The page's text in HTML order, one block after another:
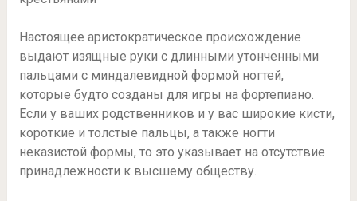
Настоящее аристократическое происхождение
выдают изящные руки с длинными утонченными
пальцами с миндалевидной формой ногтей,
которые будто созданы для игры на фортепиано.
Если у ваших родственников и у вас широкие кисти,
короткие и толстые пальцы, а также ногти
неказистой формы, то это указывает на отсутствие
принадлежности к высшему обществу.